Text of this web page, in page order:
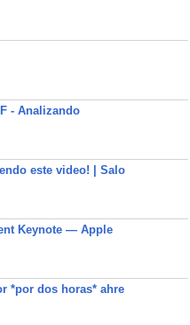
- Analizando
este video! | Salo
Keynote — Apple
*por dos horas* ahre